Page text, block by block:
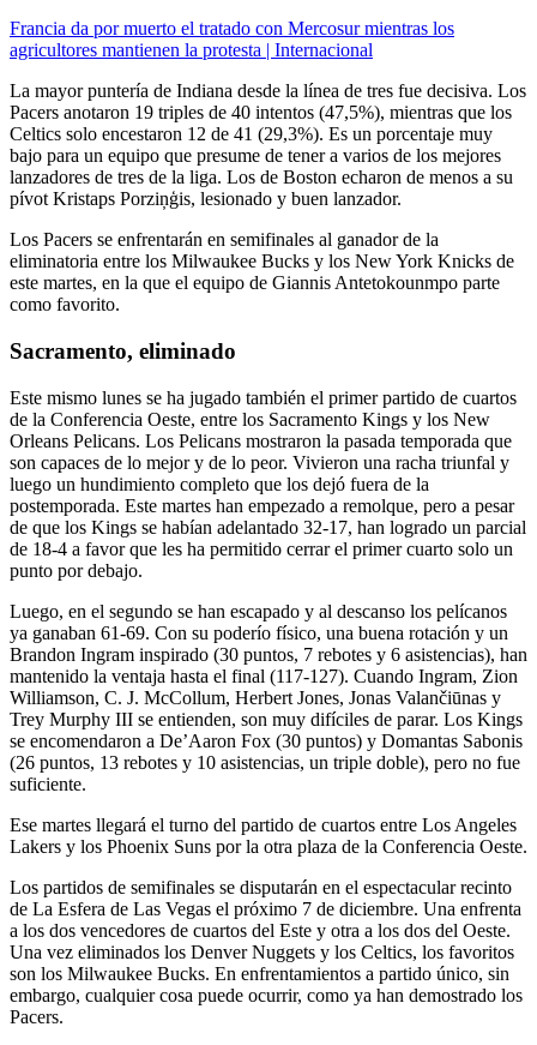
Francia da por muerto el tratado con Mercosur mientras los
agricultores mantienen la protesta | Internacional
La mayor puntería de Indiana desde la línea de tres fue decisiva. Los
Pacers anotaron 19 triples de 40 intentos (47,5%), mientras que los
Celtics solo encestaron 12 de 41 (29,3%). Es un porcentaje muy
bajo para un equipo que presume de tener a varios de los mejores
lanzadores de tres de la liga. Los de Boston echaron de menos a su
pívot Kristaps Porziņģis, lesionado y buen lanzador.
Los Pacers se enfrentarán en semifinales al ganador de la
eliminatoria entre los Milwaukee Bucks y los New York Knicks de
este martes, en la que el equipo de Giannis Antetokounmpo parte
como favorito.
Sacramento, eliminado
Este mismo lunes se ha jugado también el primer partido de cuartos
de la Conferencia Oeste, entre los Sacramento Kings y los New
Orleans Pelicans. Los Pelicans mostraron la pasada temporada que
son capaces de lo mejor y de lo peor. Vivieron una racha triunfal y
luego un hundimiento completo que los dejó fuera de la
postemporada. Este martes han empezado a remolque, pero a pesar
de que los Kings se habían adelantado 32-17, han logrado un parcial
de 18-4 a favor que les ha permitido cerrar el primer cuarto solo un
punto por debajo.
Luego, en el segundo se han escapado y al descanso los pelícanos
ya ganaban 61-69. Con su poderío físico, una buena rotación y un
Brandon Ingram inspirado (30 puntos, 7 rebotes y 6 asistencias), han
mantenido la ventaja hasta el final (117-127). Cuando Ingram, Zion
Williamson, C. J. McCollum, Herbert Jones, Jonas Valančiūnas y
Trey Murphy III se entienden, son muy difíciles de parar. Los Kings
se encomendaron a De’Aaron Fox (30 puntos) y Domantas Sabonis
(26 puntos, 13 rebotes y 10 asistencias, un triple doble), pero no fue
suficiente.
Ese martes llegará el turno del partido de cuartos entre Los Angeles
Lakers y los Phoenix Suns por la otra plaza de la Conferencia Oeste.
Los partidos de semifinales se disputarán en el espectacular recinto
de La Esfera de Las Vegas el próximo 7 de diciembre. Una enfrenta
a los dos vencedores de cuartos del Este y otra a los dos del Oeste.
Una vez eliminados los Denver Nuggets y los Celtics, los favoritos
son los Milwaukee Bucks. En enfrentamientos a partido único, sin
embargo, cualquier cosa puede ocurrir, como ya han demostrado los
Pacers.